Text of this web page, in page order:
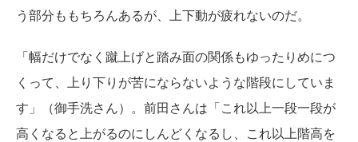
う部分ももちろんあるが、上下動が疲れないのだ。
「幅だけでなく蹴上げと踏み面の関係もゆったりめにつ
くって、上り下りが苦にならないような階段にしていま
す」（御手洗さん）。前田さんは「これ以上一段一段が
高くなると上がるのにしんどくなるし、これ以上階高を